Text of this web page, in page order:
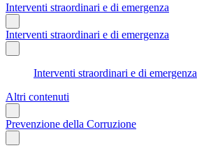
Interventi straordinari e di emergenza
Interventi straordinari e di emergenza
Interventi straordinari e di emergenza
Altri contenuti
Prevenzione della Corruzione